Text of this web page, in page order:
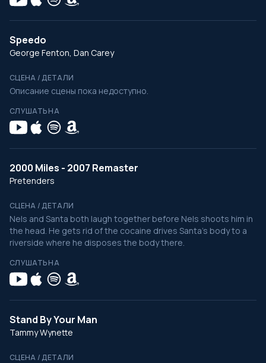
Speedo
George Fenton, Dan Carey
СЦЕНА / ДЕТАЛИ
Описание сцены пока недоступно.
СЛУШАТЬ НА
2000 Miles - 2007 Remaster
Pretenders
СЦЕНА / ДЕТАЛИ
Nels and Santa both laugh together before Nels shoots him in
the head. He gets rid of the cocaine drives Santa’s body to a
riverside where he disposes the body there.
СЛУШАТЬ НА
Stand By Your Man
Tammy Wynette
СЦЕНА / ДЕТАЛИ